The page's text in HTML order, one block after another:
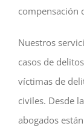
compensación
Nuestros
casos de
víctimas de
civiles. Desde
abogados